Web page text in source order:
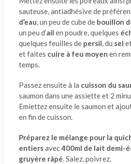
sauteuse, antiadhésive de
d’eau, un peu de cube de bouillon
un peu d’ail en poudre, quelques
quelques feuilles de persil, du sel
et faites cuire à feu moyen en
temps.
Passez ensuite à la cuisson du
saumon dans une assiette et 2
Emiettez ensuite le saumon et
en fin de cuisson.
Préparez le mélange pour la
entiersavec400ml de lait demi-
gruyère râpé. Salez, poivrez.